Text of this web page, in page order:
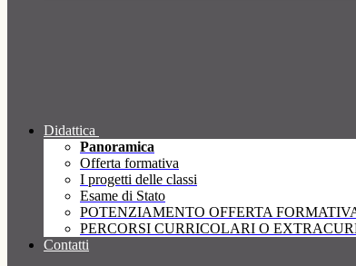
Didattica
Panoramica
Offerta formativa
I progetti delle classi
Esame di Stato
POTENZIAMENTO OFFERTA
PERCORSI CURRICOLARI O
Contatti